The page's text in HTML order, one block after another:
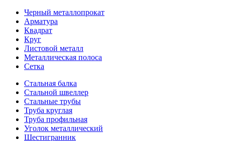
Черный металлопрокат
Арматура
Квадрат
Круг
Листовой металл
Металлическая полоса
Сетка
Стальная балка
Стальной швеллер
Стальные трубы
Труба круглая
Труба профильная
Уголок металлический
Шестигранник